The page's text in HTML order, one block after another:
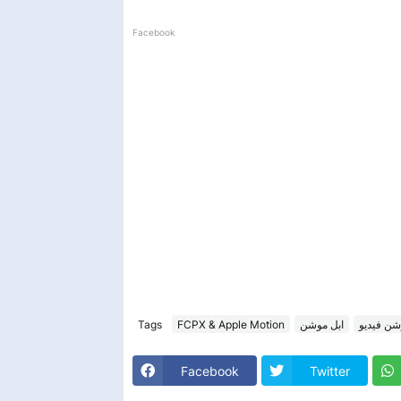
Facebook
Tags FCPX & Apple Motion ابل موشن فيديو
Facebook Twitter